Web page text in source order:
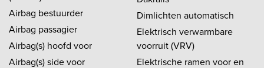
Airbag bestuurder
Airbag passagier
Airbag(s) hoofd voor
Airbag(s) side voor
Dimlichten automatisch
Elektrisch verwarmbare
voorruit (VRV)
Elektrische ramen voor en